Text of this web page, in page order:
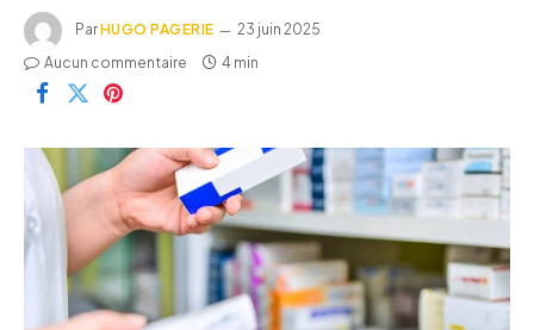
ParHUGO PAGERIE
23 juin 2025
Aucun commentaire
4 min